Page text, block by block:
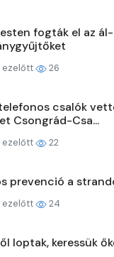
fogták el az ál-
ezelőtt 26
csalók
Csongrád-Csa...
ezelőtt 22
prevenció a
ezelőtt 24
loptak, keressük